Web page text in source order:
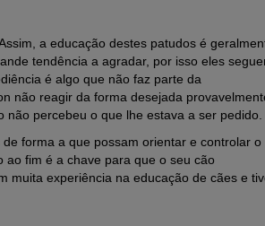
a educação destes patudos é
tendência a agradar, por isso eles
é algo que não faz parte da
não reagir da forma desejada
percebeu o que lhe estava a ser pedido.
forma a que possam orientar e controlar o
ao fim é a chave para que o seu cão
muita experiência na educação de cães e